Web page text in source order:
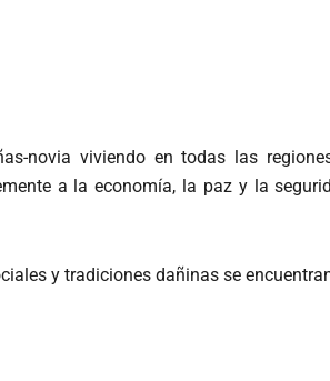
novia viviendo en todas las
a la economía, la paz y la
y tradiciones dañinas se